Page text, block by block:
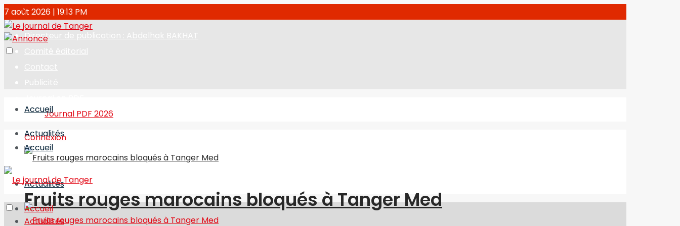
7 août 2026 | 19:13 PM
Directeur de publication : Abdelhak BAKHAT
Comité éditorial
Contact
Publicité
Journal PDF 2026
Connexion
Accueil
Actualités
Fruits rouges marocains bloqués à Tanger Med
Accueil
Actualités
Accueil
Actualités